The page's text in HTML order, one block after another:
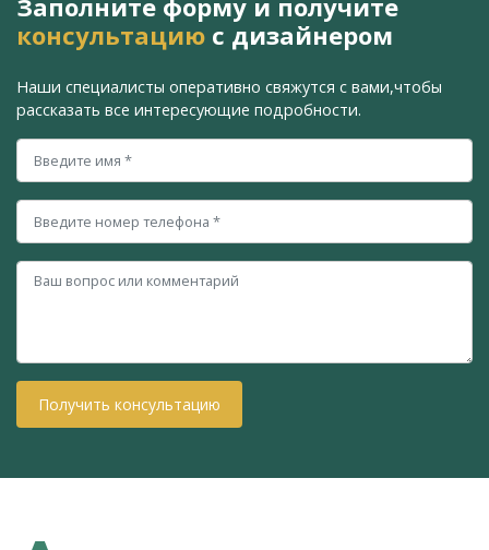
консультацию с дизайнером
Наши специалисты оперативно свяжутся с вами,чтобы
рассказать все интересующие подробности.
Получить консультацию